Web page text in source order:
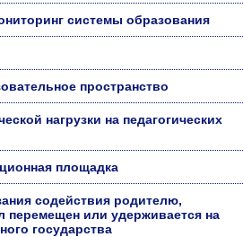
системы образования
пространство
нагрузки на педагогических
площадка
содействия родителю,
перемещен или удерживается на
государства